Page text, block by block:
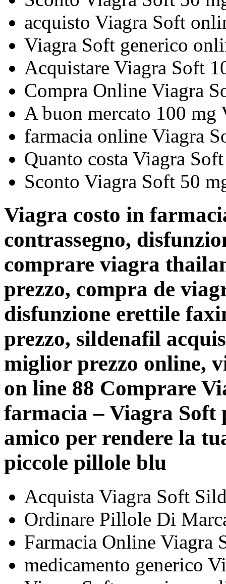
acquisto Viagra Soft
Viagra Soft generico
Acquistare Viagra Soft
Compra Online Viagra
A buon mercato 100
farmacia online Viagra
Quanto costa Viagra
Sconto Viagra Soft 50
Viagra costo in
contrassegno,
comprare viagra
prezzo, compra de
disfunzione erettile
prezzo, sildenafil
miglior prezzo online,
on line 88 Comprare
farmacia – Viagra
amico per rendere la
piccole pillole blu
Acquista Viagra Soft
Ordinare Pillole Di
Farmacia Online Viagra
medicamento generico